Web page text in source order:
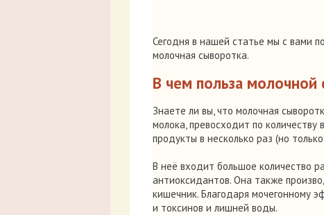
Сегодня в нашей статье мы с вами
молочная сыворотка.
В чем польза молочной
Знаете ли вы, что молочная
молока, превосходит по
продукты в несколько раз (но
В неё входит большое количество
антиоксидантов. Она также
кишечник. Благодаря мочегонному
и токсинов и лишней воды.